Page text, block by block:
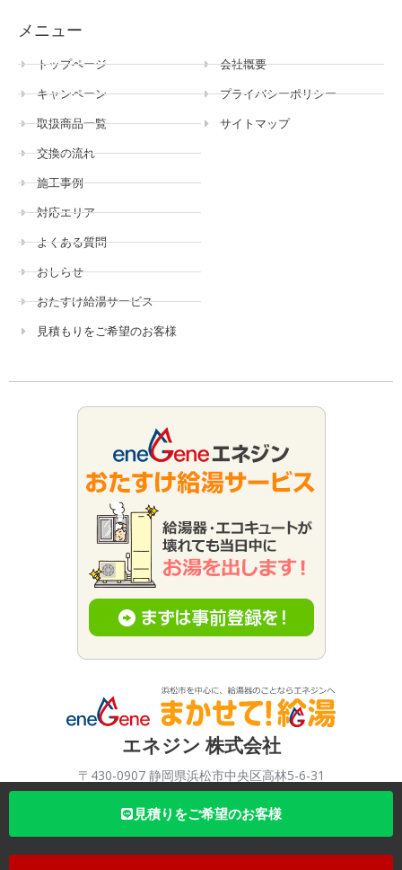
見積りをご希望のお客様
エネジン 株式会社
〒430-0907 静岡県浜松市中央区高林5-6-31
メニュー
トップページ
キャンペーン
取扱商品一覧
交換の流れ
施工事例
対応エリア
よくある質問
おしらせ
おたすけ給湯サービス
見積もりをご希望のお客様
会社概要
プライバシーポリシー
サイトマップ